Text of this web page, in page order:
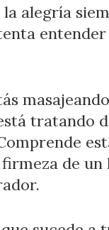
la alegría
tratando
de